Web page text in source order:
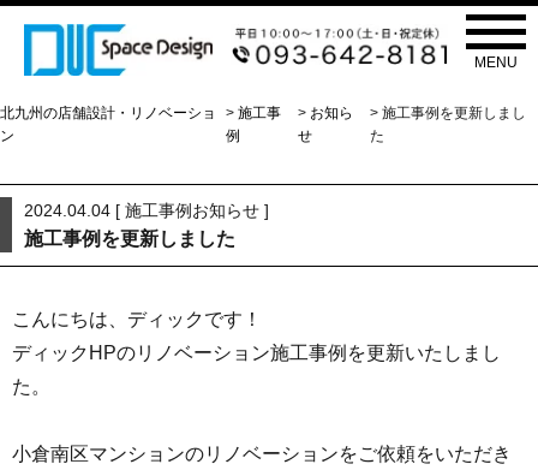
MENU
NEWS
北九州の店舗設計・リノベーショ
ン
> 施工事
例
> お知ら
せ
> 施工事例を更新しまし
た
2024.04.04 [ 施工事例 お知らせ ]
施工事例を更新しました
こんにちは、ディックです！
ディックHPのリノベーション施工事例を更新いたしまし
た。
小倉南区マンションのリノベーションをご依頼をいただき